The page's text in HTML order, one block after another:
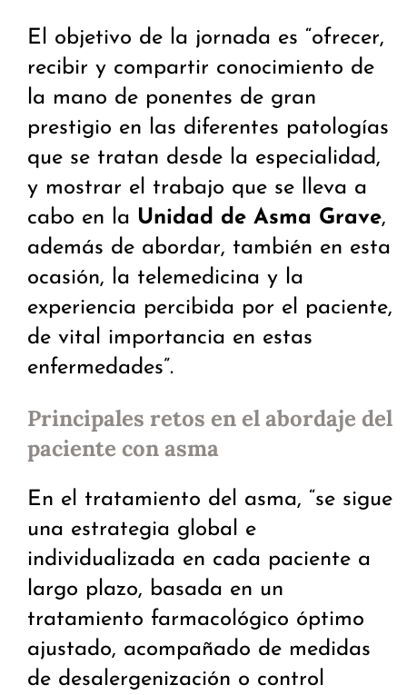
El objetivo de la jornada es “ofrecer,
recibir y compartir conocimiento de
la mano de ponentes de gran
prestigio en las diferentes patologías
que se tratan desde la especialidad,
y mostrar el trabajo que se lleva a
cabo en la Unidad de Asma Grave,
además de abordar, también en esta
ocasión, la telemedicina y la
experiencia percibida por el paciente,
de vital importancia en estas
enfermedades”.
Principales retos en el abordaje del
paciente con asma
En el tratamiento del asma, “se sigue
una estrategia global e
individualizada en cada paciente a
largo plazo, basada en un
tratamiento farmacológico óptimo
ajustado, acompañado de medidas
de desalergenización o control